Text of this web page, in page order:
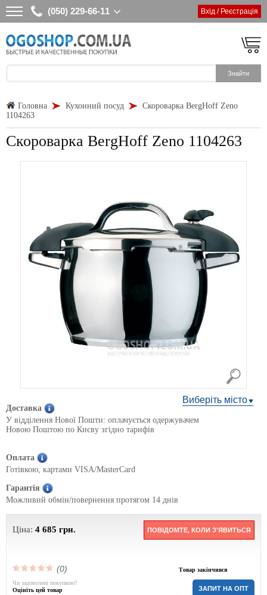
(050) 229-66-11 Вхід / Реєстрація
Головна Кухонний посуд
Скороварка BergHoff Zeno
1104263
Скороварка BergHoff Zeno 1104263
Виберіть місто
Доставка
У відділення Нової Пошти: оплачується одержувачем
Новою Поштою по Києву згідно тарифів
Оплата
Готівкою, картами VISA/MasterCard
Гарантія
Можливий обмін/повернення протягом 14 днів
Ціна: 4 685 грн. ПОВІДОМТЕ, КОЛИ З'ЯВИТЬСЯ
(0) Товар закінчився
ЗАПИТ НА ОПТ
Чи задоволені покупкою?
Оцініть цей товар